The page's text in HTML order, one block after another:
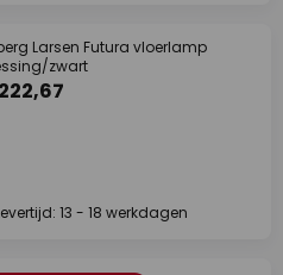
Larsen Futura vloerlamp
zwart
13 - 18 werkdagen